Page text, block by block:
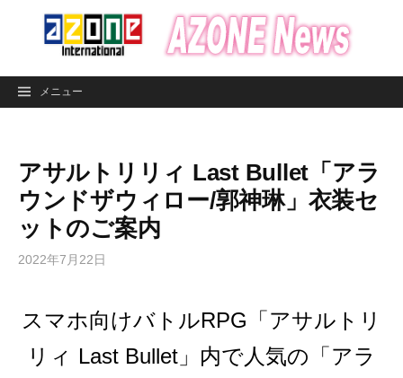
ン
メニュー
アサルトリリィ Last Bullet「アラ
ウンドザウィロー/郭神琳」衣装セ
ットのご案内
2022年7月22日
スマホ向けバトルRPG「アサルトリ
リィ Last Bullet」内で人気の 「アラ